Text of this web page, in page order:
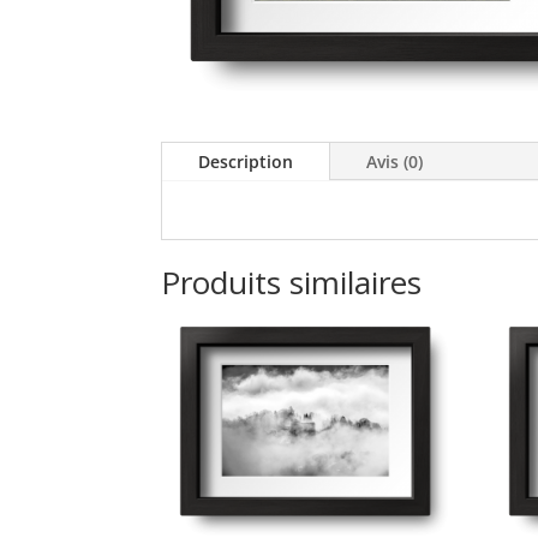
Description Avis (0)
Produits similaires